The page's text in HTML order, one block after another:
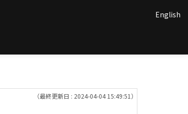
English
（最終更新日 : 2024-04-04 15:49:51）